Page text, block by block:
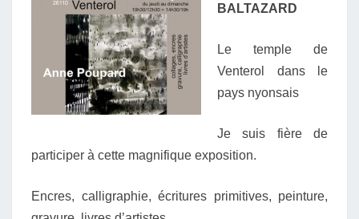
BALTAZARD
Le temple de
Venterol dans le
pays nyonsais
Je suis fière de
participer à cette magnifique exposition.
Encres, calligraphie, écritures primitives, peinture,